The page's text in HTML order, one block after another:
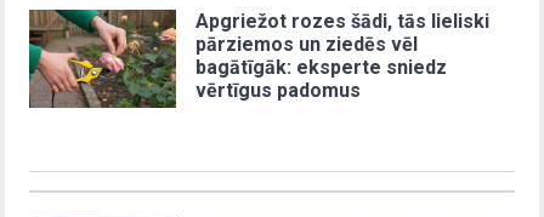
Apgriežot rozes šādi, tās lieliski
pārziemos un ziedēs vēl
bagātīgāk: eksperte sniedz
vērtīgus padomus